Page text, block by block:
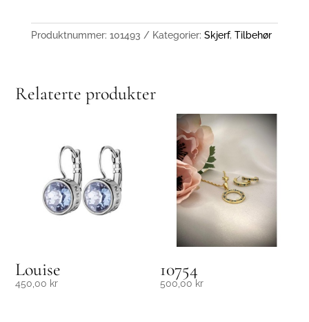
Produktnummer: 101493 Kategorier: Skjerf, Tilbehør
Relaterte produkter
Louise
450,00 kr
10754
500,00 kr